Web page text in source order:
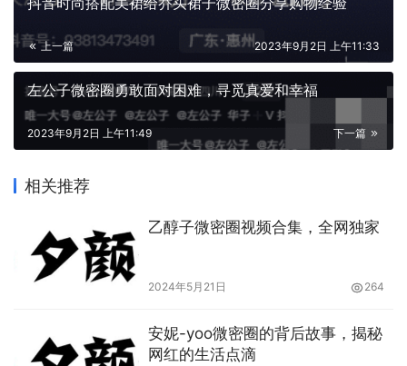
上一篇 2023年9月2日 上午11:33
左公子微密圈勇敢面对困难，寻觅真爱和幸福
下一篇
2023年9月2日 上午11:49
相关推荐
乙醇子微密圈视频合集，全网独家
2024年5月21日 264
安妮-yoo微密圈的背后故事，揭秘
网红的生活点滴